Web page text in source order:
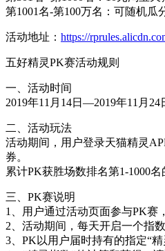
第1001名-第100万名：可随机
活动地址： https://
五好精灵PK赛活动规则
一、活动时间
2019年11月14日—2019年11月24
二、活动玩法
活动期间，用户登录天猫精灵
券。
累计PK获胜场数排名第1-1000
三、PK赛说明
1、用户通过活动页面参与PK赛
2、活动期间，每天开启一个指
3、PK以用户届时持有的指定“